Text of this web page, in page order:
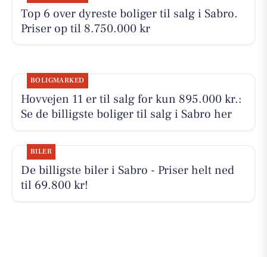
Top 6 over dyreste boliger til salg i Sabro.
Priser op til 8.750.000 kr
BOLIGMARKED
Hovvejen 11 er til salg for kun 895.000 kr.:
Se de billigste boliger til salg i Sabro her
BILER
De billigste biler i Sabro - Priser helt ned
til 69.800 kr!